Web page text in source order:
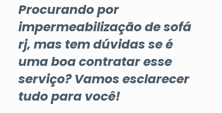
Procurando por
impermeabilização de sofá
rj, mas tem dúvidas se é
uma boa contratar esse
serviço? Vamos esclarecer
tudo para você!